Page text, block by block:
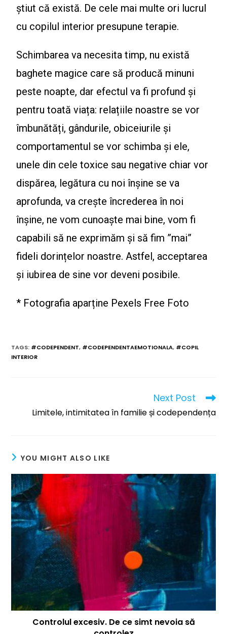
știut că există. De cele mai multe ori lucrul
cu copilul interior presupune terapie.
Schimbarea va necesita timp, nu există
baghete magice care să producă minuni
peste noapte, dar efectul va fi profund și
pentru toată viața: relațiile noastre se vor
îmbunătăți, gândurile, obiceiurile și
comportamentul se vor schimba și ele,
unele din cele toxice sau negative chiar vor
dispărea, legătura cu noi înșine se va
aprofunda, va crește încrederea în noi
înșine, ne vom cunoaște mai bine, vom fi
capabili să ne exprimăm și să fim ”mai”
fideli dorințelor noastre. Astfel, acceptarea
și iubirea de sine vor deveni posibile.
* Fotografia aparține Pexels Free Foto
TAGS: #CODEPENDENT, #CODEPENDENTAEMOTIONALA, #COPIL
INTERIOR
Next Post
Limitele, intimitatea în familie și codependența
YOU MIGHT ALSO LIKE
Controlul excesiv. De ce simt nevoia să